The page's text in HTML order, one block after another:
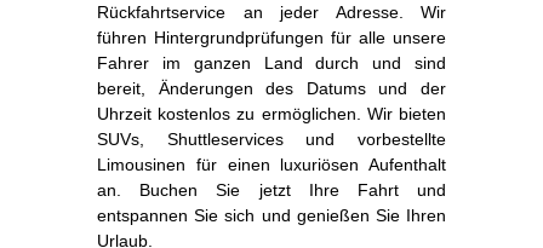
Rückfahrtservice an jeder Adresse. Wir
führen Hintergrundprüfungen für alle unsere
Fahrer im ganzen Land durch und sind
bereit, Änderungen des Datums und der
Uhrzeit kostenlos zu ermöglichen. Wir bieten
SUVs, Shuttleservices und vorbestellte
Limousinen für einen luxuriösen Aufenthalt
an. Buchen Sie jetzt Ihre Fahrt und
entspannen Sie sich und genießen Sie Ihren
Urlaub.